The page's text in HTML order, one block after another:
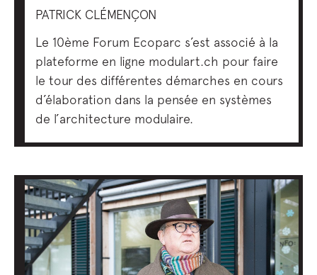
PATRICK CLÉMENÇON
Le 10ème Forum Ecoparc s’est associé à la
plateforme en ligne modulart.ch pour faire
le tour des différentes démarches en cours
d’élaboration dans la pensée en systèmes
de l’architecture modulaire.